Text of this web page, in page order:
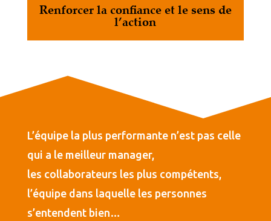
Renforcer la confiance et le sens de
l’action
L’équipe la plus performante n’est pas celle
qui a le meilleur manager,
les collaborateurs les plus compétents,
l’équipe dans laquelle les personnes
s’entendent bien…